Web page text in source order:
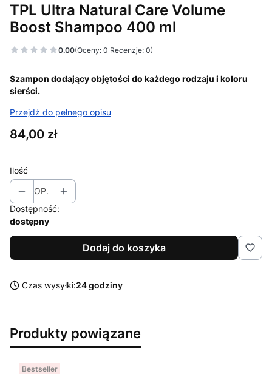
TPL Ultra Natural Care Volume
Boost Shampoo 400 ml
0.00(Oceny: 0 Recenzje: 0)
Szampon dodający objętości do każdego rodzaju i koloru
sierści.
Przejdź do pełnego opisu
Cena
84,00 zł
Ilość
OP.
Dostępność:
dostępny
Dodaj do koszyka
Czas wysyłki:24 godziny
Produkty powiązane
Bestseller